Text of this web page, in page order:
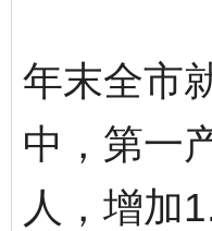
年末全市
中，第一
人，增加